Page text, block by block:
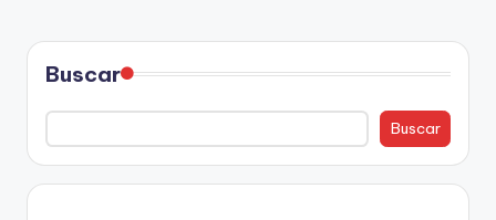
F
c
Buscar
Buscar